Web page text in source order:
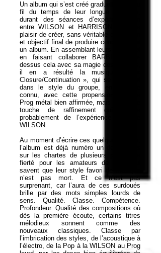
Un album qui s’est créé graduellement au
fil du temps de leur longue absence,
durant des séances d’expérimentation
entre WILSON et HARRISON, pour le
plaisir de créer, sans véritable orientation
et objectif final de produire concrètement
un album. En assemblant leurs essais et
en faisant collaborer BARBIERI par-
dessus cela avec sa magie des claviers,
il en a résulté la musique de «
Closure/Continuation », qui se maintient
dans le style du groupe, en territoire
connu, avec cette propension pour le
Prog métal bien affirmée, mais avec une
touche de raffinement qui origine
probablement de l’expérience solo de
WILSON.
Au moment d’écrire ces quelques lignes,
l’album est déjà numéro un des ventes
sur les chartes de plusieurs pays, une
fierté pour les amateurs de Prog qui
savent que leur style favori de musique
n’est pas mort. Et ce n’est pas
surprenant, car l’aura de ces surdoués
brille par des mots simples lourds de
sens. Qualité. Classe. Compétence.
Profondeur. Qualité des compositions où
dès la première écoute, certains titres
mélodieux sonnent comme des
nouveaux classiques. Classe par
l’imbrication des styles, de l’acoustique à
l’électro, de la Pop à la WILSON au Prog